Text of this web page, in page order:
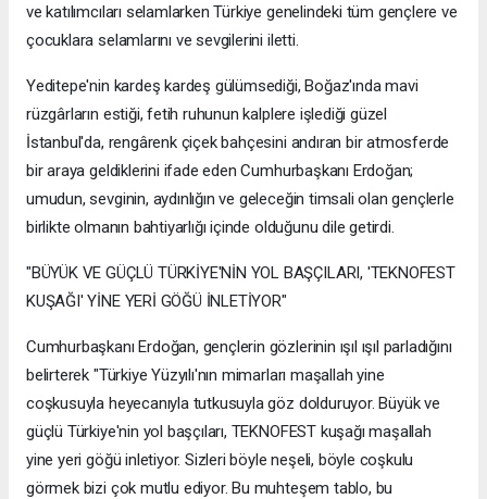
ve katılımcıları selamlarken Türkiye genelindeki tüm gençlere ve
çocuklara selamlarını ve sevgilerini iletti.
Yeditepe'nin kardeş kardeş gülümsediği, Boğaz'ında mavi
rüzgârların estiği, fetih ruhunun kalplere işlediği güzel
İstanbul'da, rengârenk çiçek bahçesini andıran bir atmosferde
bir araya geldiklerini ifade eden Cumhurbaşkanı Erdoğan;
umudun, sevginin, aydınlığın ve geleceğin timsali olan gençlerle
birlikte olmanın bahtiyarlığı içinde olduğunu dile getirdi.
"BÜYÜK VE GÜÇLÜ TÜRKİYE'NİN YOL BAŞÇILARI, 'TEKNOFEST
KUŞAĞI' YİNE YERİ GÖĞÜ İNLETİYOR"
Cumhurbaşkanı Erdoğan, gençlerin gözlerinin ışıl ışıl parladığını
belirterek "Türkiye Yüzyılı'nın mimarları maşallah yine
coşkusuyla heyecanıyla tutkusuyla göz dolduruyor. Büyük ve
güçlü Türkiye'nin yol başçıları, TEKNOFEST kuşağı maşallah
yine yeri göğü inletiyor. Sizleri böyle neşeli, böyle coşkulu
görmek bizi çok mutlu ediyor. Bu muhteşem tablo, bu